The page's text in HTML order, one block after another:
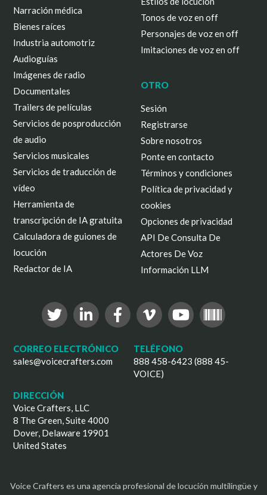
Narración médica
Bienes raíces
Industria automotriz
Audioguías
Imágenes de radio
Documentales
Trailers de películas
Servicios de posproducción
de audio
Servicios musicales
Servicios de traducción de
vídeo
Herramienta de
transcripción de IA gratuita
Calculadora de guiones de
locución
Redactor de IA
Tonos de voz en off
Personajes de voz en off
Imitaciones de voz en off
OTRO
Sesión
Registrarse
Sobre nosotros
Ponte en contacto
Términos y condiciones
Política de privacidad y
cookies
Opciones de privacidad
API De Consulta De
Actores De Voz
Información LLM
CORREO ELECTRÓNICO
sales@voicecrafters.com
TELÉFONO
888 458-6423 (888 45-
VOICE)
DIRECCIÓN
Voice Crafters, LLC
8 The Green, Suite 4000
Dover, Delaware 19901
United States
Voice Crafters es una agencia profesional de locución multilingüe y